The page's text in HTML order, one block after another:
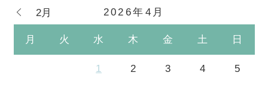
2026年4月
月 火 水 木 金 土 日
2月
1 2 3 4 5